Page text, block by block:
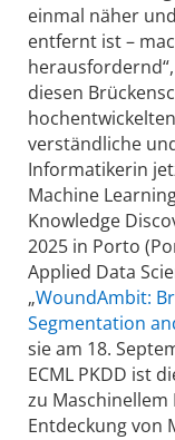
einmal näher
entfernt ist –
diesen
verständliche
Informatikerin
Machine
Knowledge
2025 in Porto
Applied Data
„WoundAmbit:
Segmentation
sie am 18.
ECML PKDD ist
zu
Entdeckung von